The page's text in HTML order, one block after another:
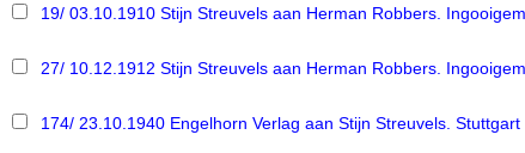
19/ 03.10.1910 Stijn Streuvels aan Herman Robbers. Ingooigem
27/ 10.12.1912 Stijn Streuvels aan Herman Robbers. Ingooigem
174/ 23.10.1940 Engelhorn Verlag aan Stijn Streuvels. Stuttgart